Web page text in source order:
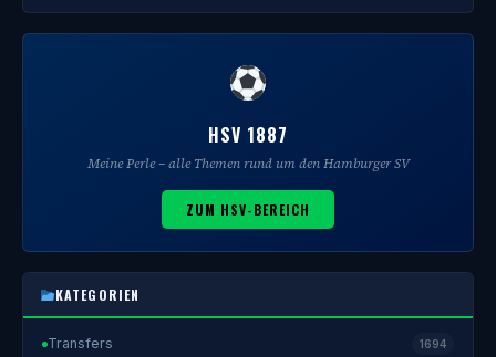
HSV 1887
Meine Perle – alle Themen rund um den Hamburger SV
ZUM HSV-BEREICH
KATEGORIEN
Transfers 1694